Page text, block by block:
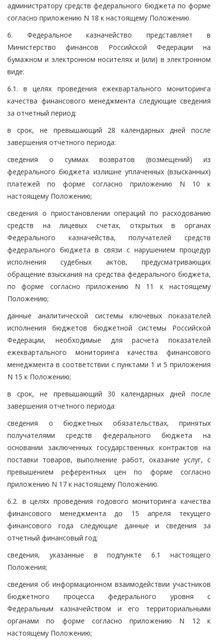
администратору средств федерального бюджета по форме
согласно приложению N 18 к настоящему Положению.
6. Федеральное казначейство представляет в
Министерство финансов Российской Федерации на
бумажном и электронном носителях и (или) в электронном
виде:
6.1. в целях проведения ежеквартального мониторинга
качества финансового менеджмента следующие сведения
за отчетный период:
в срок, не превышающий 28 календарных дней после
завершения отчетного периода:
сведения о суммах возвратов (возмещений) из
федерального бюджета излишне уплаченных (взысканных)
платежей по форме согласно приложению N 10 к
настоящему Положению;
сведения о приостановлении операций по расходованию
средств на лицевых счетах, открытых в органах
Федерального казначейства, получателей средств
федерального бюджета в связи с нарушением процедур
исполнения судебных актов, предусматривающих
обращение взыскания на средства федерального бюджета,
по форме согласно приложению N 11 к настоящему
Положению;
данные аналитической системы ключевых показателей
исполнения бюджетов бюджетной системы Российской
Федерации, необходимые для расчета показателей
ежеквартального мониторинга качества финансового
менеджмента в соответствии с пунктами 1 и 5 приложения
N 15 к Положению;
в срок, не превышающий 30 календарных дней после
завершения отчетного периода:
сведения о бюджетных обязательствах, принятых
получателями средств федерального бюджета на
основании заключенных государственных контрактов на
поставки товаров, выполнение работ, оказание услуг, с
превышением референтных цен по форме согласно
приложению N 17 к настоящему Положению.
6.2. в целях проведения годового мониторинга качества
финансового менеджмента до 15 апреля текущего
финансового года следующие данные и сведения за
отчетный финансовый год:
сведения, указанные в подпункте 6.1 настоящего
Положения;
сведения об информационном взаимодействии участников
бюджетного процесса федерального уровня с
Федеральным казначейством и его территориальными
органами по форме согласно приложению N 12 к
настоящему Положению;